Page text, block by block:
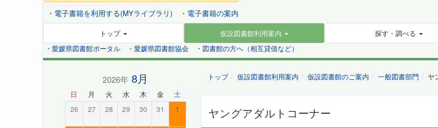
・ 電子書籍を利用する(MYライブラリ) ・ 電子書籍の案内
トップ 仮設図書館利用案内 探す・調べる
・ 愛媛県図書館ポータル ・ 愛媛県図書館協会 ・ 図書館の方へ（相互貸借など）
トップ 仮設図書館利用案内 仮設図書館のご案内 一般図書部門 ヤ
ヤングアダルトコーナー
2026年 8月
日 月 火 水 木 金 土
26 27 28 29 30 31 1